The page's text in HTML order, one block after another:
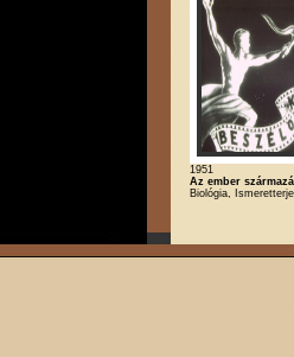
1951
Az ember
Biológia,